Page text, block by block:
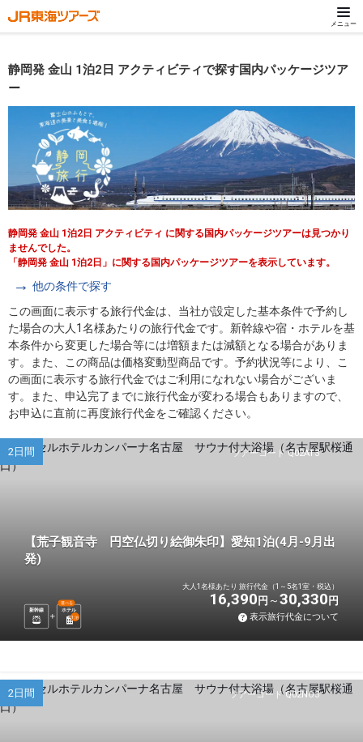
メニュー
静岡発 金山 1泊2日 アクティビティで探す国内パッケージツア
ー
静岡発 金山 1泊2日 アクティビティ に関する国内パッケージツアーは見つかり
ませんでした。
「静岡発 金山 1泊2日」に関する国内パッケージツアーを表示しています。
他の条件で探す
この画面に表示する旅行代金は、当社が設定した基本条件で予約し
た場合の大人1名様あたりの旅行代金です。新幹線や宿・ホテルを基
本条件から変更した場合等には増額または減額となる場合がありま
す。また、この商品は価格変動型商品です。予約状況等により、こ
の画面に表示する旅行代金ではご利用になれない場合がございま
す。また、申込完了までに旅行代金が変わる場合もありますので、
お申込に直前に再度旅行代金をご確認ください。
ツアーコード Q02AT3
2日間
【荒子観音寺 円空仏切り絵御朱印】愛知1泊(4月-9月出
発)
新幹線 ホテル
選べる
1 泊
大人1名様あたり 旅行代金（1～5名1室・税込）
16,390 円 30,330 円
表示旅行代金について
ツアーコード Q02NO3
2日間